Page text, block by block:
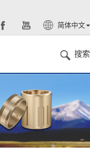
简体中文
搜索